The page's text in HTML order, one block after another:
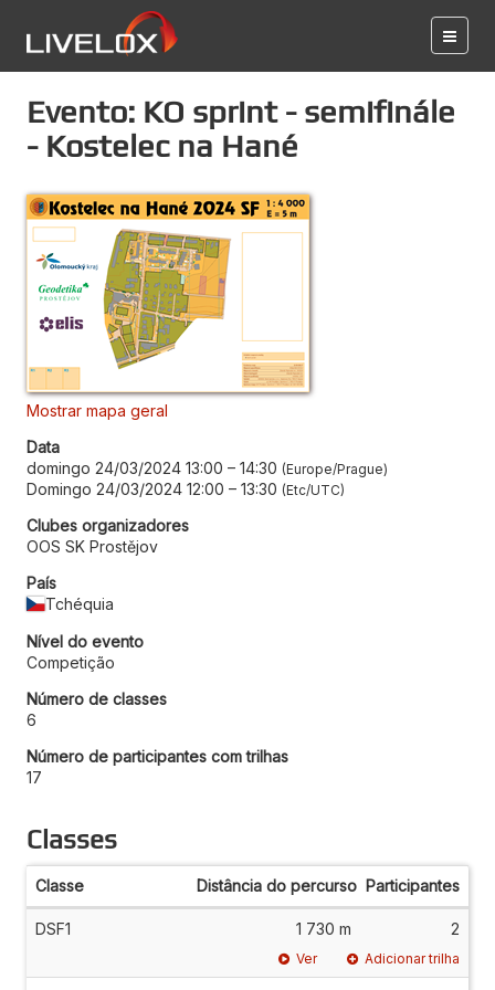
Evento: KO sprint - semifinále
- Kostelec na Hané
Mostrar mapa geral
Data
domingo 24/03/2024 13:00 – 14:30 Europe/Prague
Domingo 24/03/2024 12:00 – 13:30 Etc/UTC
Clubes organizadores
OOS SK Prostějov
País
Tchéquia
Nível do evento
Competição
Número de classes
6
Número de participantes com trilhas
17
Classes
Classe Distância do percurso Participantes
DSF1 1 730 m 2
Ver Adicionar trilha